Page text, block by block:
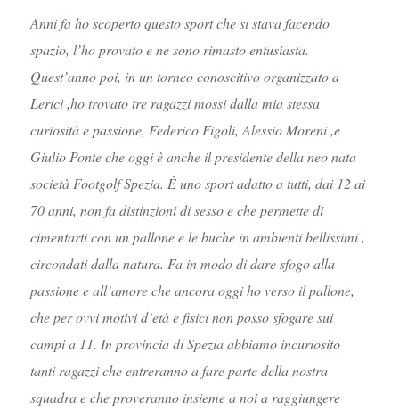
Anni fa ho scoperto questo sport che si stava facendo
spazio, l’ho provato e ne sono rimasto entusiasta.
Quest’anno poi, in un torneo conoscitivo organizzato a
Lerici ,ho trovato tre ragazzi mossi dalla mia stessa
curiosità e passione, Federico Figoli, Alessio Moreni ,e
Giulio Ponte che oggi è anche il presidente della neo nata
società Footgolf Spezia. È uno sport adatto a tutti, dai 12 ai
70 anni, non fa distinzioni di sesso e che permette di
cimentarti con un pallone e le buche in ambienti bellissimi ,
circondati dalla natura. Fa in modo di dare sfogo alla
passione e all’amore che ancora oggi ho verso il pallone,
che per ovvi motivi d’età e fisici non posso sfogare sui
campi a 11. In provincia di Spezia abbiamo incuriosito
tanti ragazzi che entreranno a fare parte della nostra
squadra e che proveranno insieme a noi a raggiungere